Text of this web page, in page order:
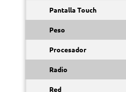
Pantalla Touch
Peso
Procesador
Radio
Red